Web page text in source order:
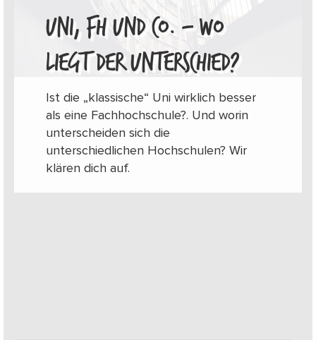
UNI, FH UND CO. – WO
LIEGT DER UNTERSCHIED?
Ist die „klassische“ Uni wirklich besser
als eine Fachhochschule?. Und worin
unterscheiden sich die
unterschiedlichen Hochschulen? Wir
klären dich auf.